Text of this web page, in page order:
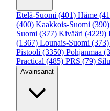
Etelä-Suomi (401) Häme
(400) Kaakkois-Suomi (390)
Suomi (377) Kivääri (4229)
(1367) Lounais-Suomi (373)
Pistooli (3350) Pohjanmaa
Practical (485) PRS (79)
Avainsanat